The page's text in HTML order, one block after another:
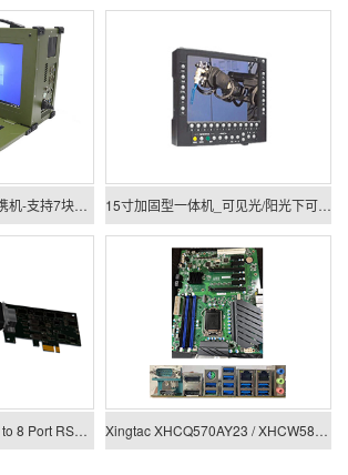
PWS-1706E半加固便携机-支持7块PCIE/PCI板卡扩展 15寸加固型一体机_可见光/阳光下可视一体机
LC-PCIE1608 - PCI-E to 8 Port RS422/485 Low Profile Card Xingtac XHCQ570AY23 / XHCW580AY23